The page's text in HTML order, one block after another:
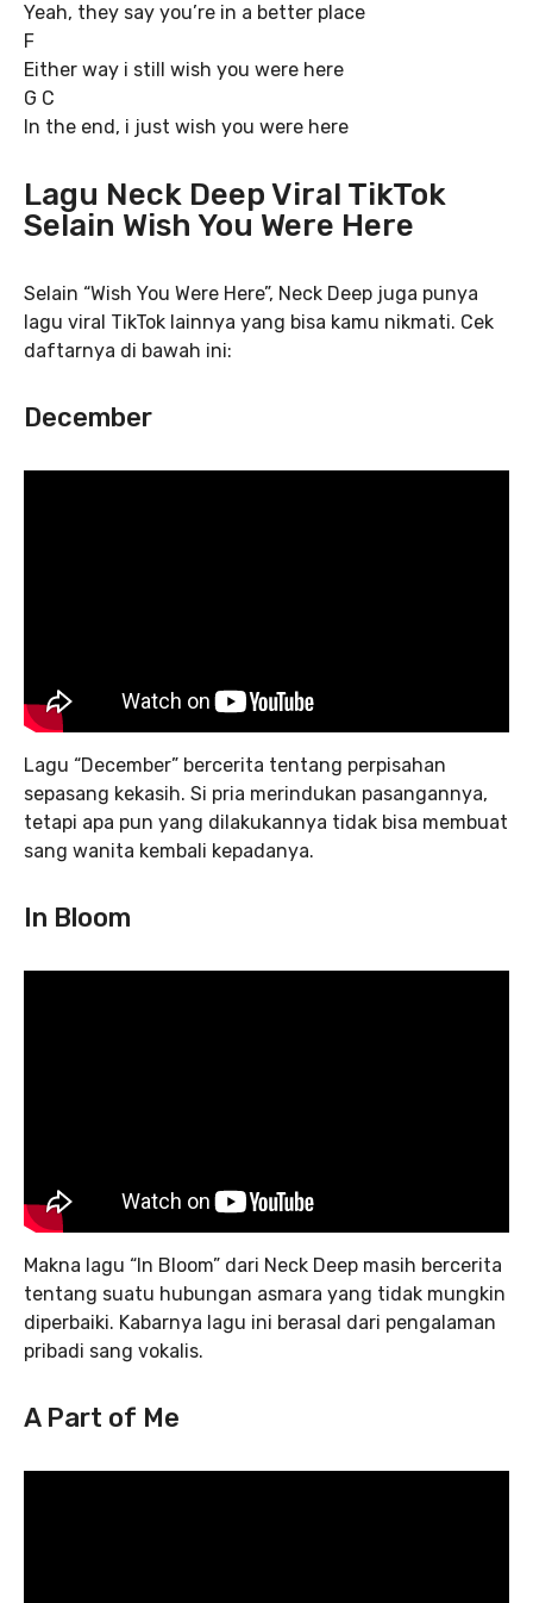
Yeah, they say you’re in a better place
F
Either way i still wish you were here
G C
In the end, i just wish you were here
Lagu Neck Deep Viral TikTok
Selain Wish You Were Here
Selain “Wish You Were Here”, Neck Deep juga punya
lagu viral TikTok lainnya yang bisa kamu nikmati. Cek
daftarnya di bawah ini:
December
Lagu “December” bercerita tentang perpisahan
sepasang kekasih. Si pria merindukan pasangannya,
tetapi apa pun yang dilakukannya tidak bisa membuat
sang wanita kembali kepadanya.
In Bloom
Makna lagu “In Bloom” dari Neck Deep masih bercerita
tentang suatu hubungan asmara yang tidak mungkin
diperbaiki. Kabarnya lagu ini berasal dari pengalaman
pribadi sang vokalis.
A Part of Me